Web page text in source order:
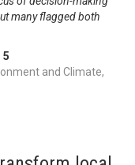
many flagged both
5
and Climate,